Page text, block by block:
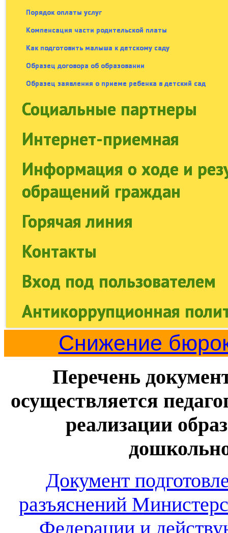
Порядок оплаты услуг
Компенсация части родительской платы
Как подготовить малыша к детскому саду
Образец договора об образовании
Образец заявления о приеме ребенка в детский сад
Социальные партнеры
Интернет-приемная
Информация о ходе и
обращений граждан
Горячая линия
Контакты
Вход под пользователем
Антикоррупционная
Снижение
Перечень
осуществляется
реализации
Документ
разъяснений
Федерации и